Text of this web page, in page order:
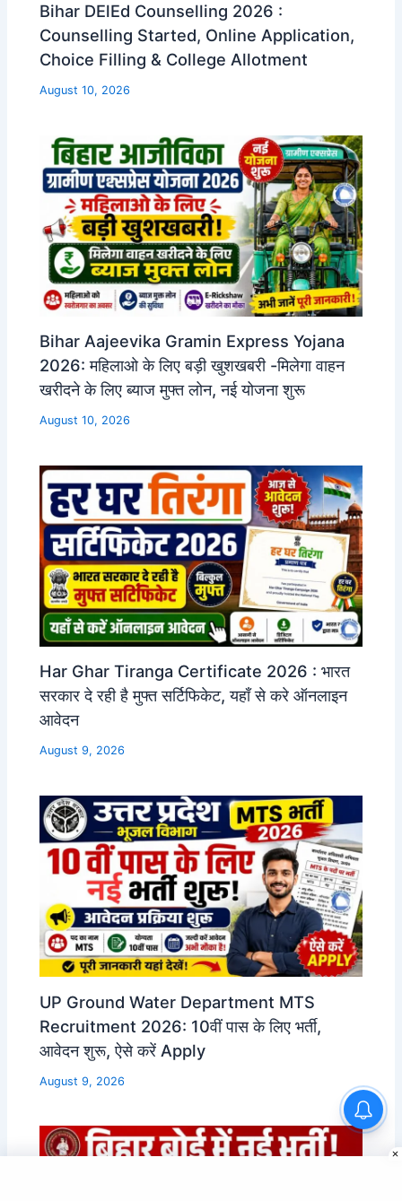
Bihar DElEd Counselling 2026 :
Counselling Started, Online Application,
Choice Filling & College Allotment
August 10, 2026
Bihar Aajeevika Gramin Express Yojana
2026: महिलाओ के लिए बड़ी खुशखबरी -मिलेगा वाहन
खरीदने के लिए ब्याज मुफ्त लोन, नई योजना शुरू
August 10, 2026
Har Ghar Tiranga Certificate 2026 : भारत
सरकार दे रही है मुफ्त सर्टिफिकेट, यहाँ से करे ऑनलाइन
आवेदन
August 9, 2026
UP Ground Water Department MTS
Recruitment 2026: 10वीं पास के लिए भर्ती,
आवेदन शुरू, ऐसे करें Apply
August 9, 2026
लिए भर्ती, Apply Online